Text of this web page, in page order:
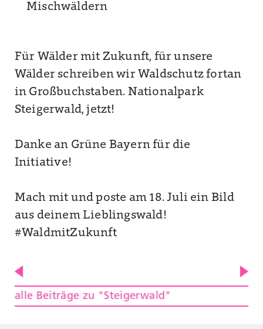
Mischwäldern
Für Wälder mit Zukunft, für unsere
Wälder schreiben wir Waldschutz fortan
in Großbuchstaben. Nationalpark
Steigerwald, jetzt!
Danke an Grüne Bayern für die
Initiative!
Mach mit und poste am 18. Juli ein Bild
aus deinem Lieblingswald!
#WaldmitZukunft
alle Beiträge zu "Steigerwald"